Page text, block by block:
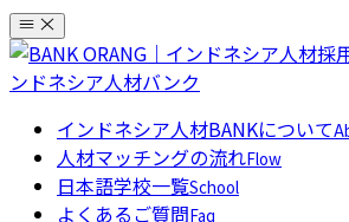
コ
ン
テ
インドネシア人材BANKについて
人材マッチングの流れFlow
日本語学校一覧School
よくあるご質問Faq